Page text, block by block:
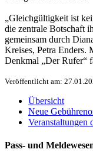
„Gleichgültigkeit ist
die zentrale Botschaft
gemeinsam durch
Kreises, Petra Enders.
Denkmal „Der Rufer“
Veröffentlicht am:
Übersicht
Neue
Veranstaltungen
Pass- und